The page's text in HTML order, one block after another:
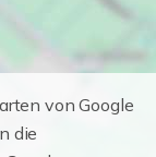
von Google
die